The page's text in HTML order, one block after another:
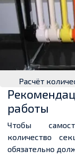
Расчёт
работы
Чтобы
количество
обязательно